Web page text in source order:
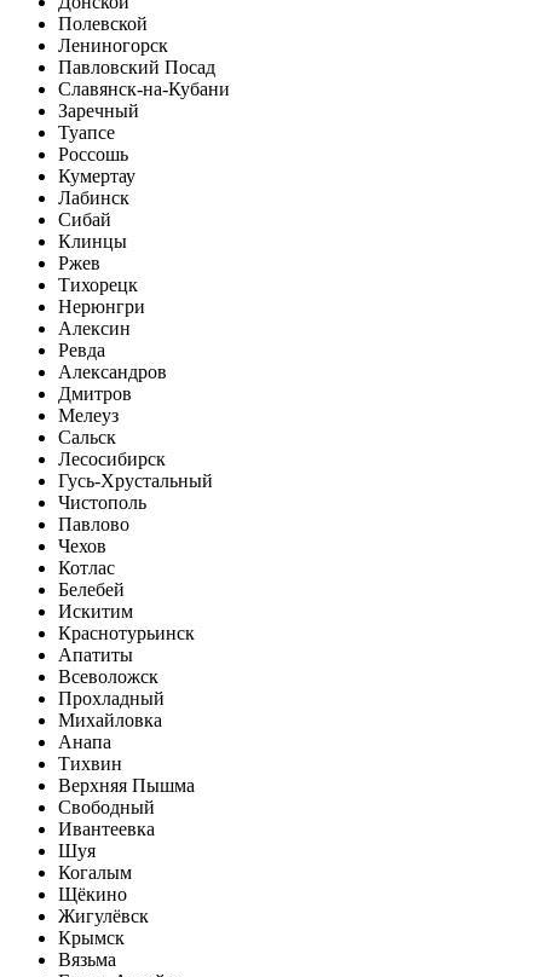
Полевской
Лениногорск
Павловский Посад
Славянск-на-Кубани
Заречный
Туапсе
Россошь
Кумертау
Лабинск
Сибай
Клинцы
Ржев
Тихорецк
Нерюнгри
Алексин
Ревда
Александров
Дмитров
Мелеуз
Сальск
Лесосибирск
Гусь-Хрустальный
Чистополь
Павлово
Чехов
Котлас
Белебей
Искитим
Краснотурьинск
Апатиты
Всеволожск
Прохладный
Михайловка
Анапа
Тихвин
Верхняя Пышма
Свободный
Ивантеевка
Шуя
Когалым
Щёкино
Жигулёвск
Крымск
Вязьма